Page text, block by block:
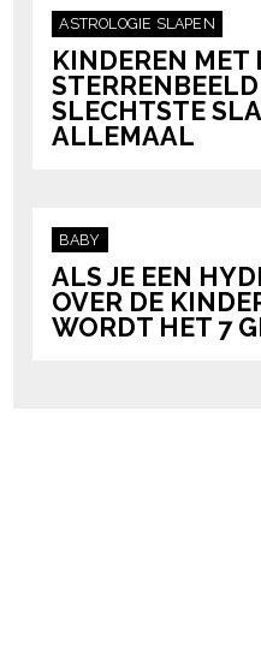
ASTROLOGIE SLAPEN
KINDEREN MET
SLECHTSTE
ALLEMAAL
BABY
ALS JE EEN
OVER DE
WORDT HET 7